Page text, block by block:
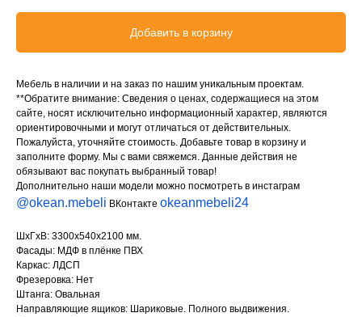
Добавить в корзину
Мебель в наличии и на заказ по нашим уникальным проектам.
**Обратите внимание: Сведения о ценах, содержащиеся на этом
сайте, носят исключительно информационный характер, являются
ориентировочными и могут отличаться от действительных.
Пожалуйста, уточняйте стоимость. Добавьте товар в корзину и
заполните форму. Мы с вами свяжемся. Данные действия не
обязывают вас покупать выбранный товар!
Дополнительно наши модели можно посмотреть в инстаграм
@okean.mebeli ВКонтакте okeanmebeli24
ШхГхВ: 3300х540х2100 мм.
Фасады: МДФ в плёнке ПВХ
Каркас: ЛДСП
Фрезеровка: Нет
Штанга: Овальная
Направляющие ящиков: Шариковые. Полного выдвижения.